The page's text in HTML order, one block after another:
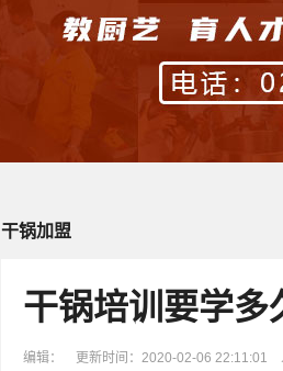
干锅加盟
干锅培训要学多
编辑： 更新时间：2020-02-06 22:11:01